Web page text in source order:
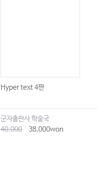
Hyper text 4판
군자출판사 학술국
40,000
38,000won